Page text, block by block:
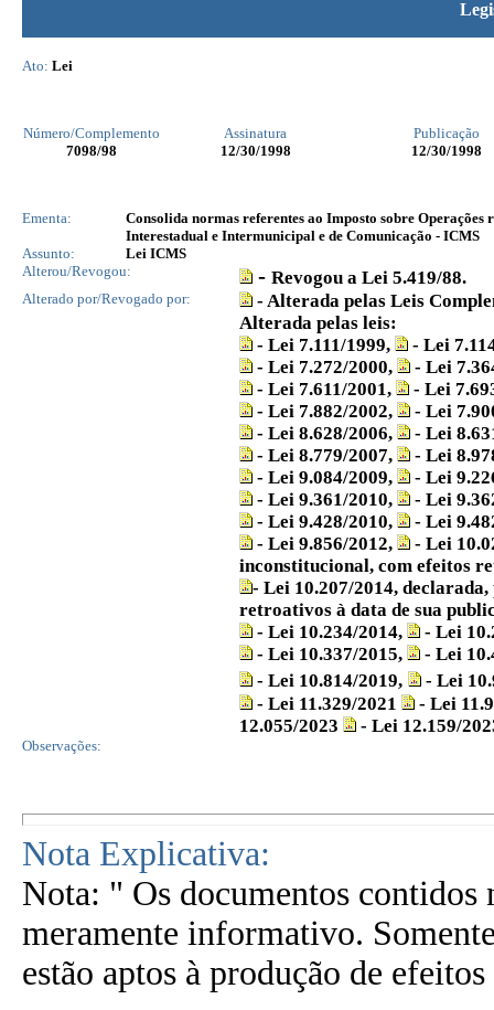
Ato: Lei
Número/Complemento Assinatura
Publicação
7098/98 12/30/1998 12/30/1998
Ementa:
Consolida normas referentes ao Imposto sobre
Interestadual e Intermunicipal e de Comunicação - ICMS
Assunto:
Lei ICMS
Alterou/Revogou:
- Revogou a Lei 5.419/88.
Alterado por/Revogado por:
- Alterada pelas Leis
Alterada pelas leis:
- Lei 7.111/1999,
- Lei
- Lei 7.272/2000,
- Lei
- Lei 7.611/2001,
- Lei
- Lei 7.882/2002,
- Lei
- Lei 8.628/2006,
- Lei
- Lei 8.779/2007,
- Lei
- Lei 9.084/2009,
- Lei
- Lei 9.361/2010,
- Lei
- Lei 9.428/2010,
- Lei
- Lei 9.856/2012,
- Lei
inconstitucional, com efeitos
- Lei 10.207/2014,
retroativos à data de sua
- Lei 10.234/2014,
- Lei
- Lei 10.337/2015,
- Lei
- Lei 10.814/2019,
- Lei
- Lei 11.329/2021
- Lei
12.055/2023
- Lei 12.159/
Observações:
Nota Explicativa:
Nota: " Os documentos contidos
meramente informativo.
estão aptos à produção de